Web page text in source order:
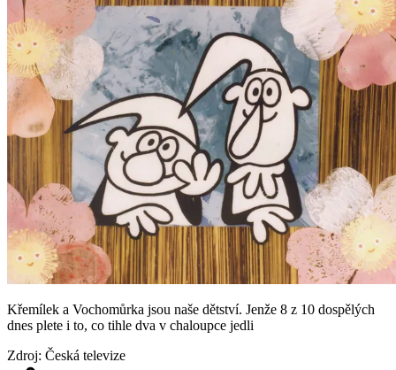
Křemílek a Vochomůrka jsou naše dětství. Jenže 8 z 10 dospělých
dnes plete i to, co tihle dva v chaloupce jedli
Zdroj: Česká televize